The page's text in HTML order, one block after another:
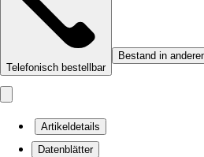
Telefonisch bestellbar
Bestand in
Artikeldetails
Datenblätter